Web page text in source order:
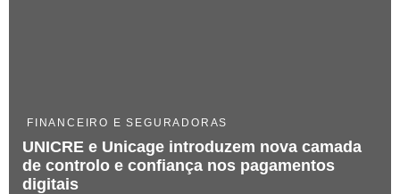
FINANCEIRO E SEGURADORAS
UNICRE e Unicage introduzem nova camada
de controlo e confiança nos pagamentos
digitais